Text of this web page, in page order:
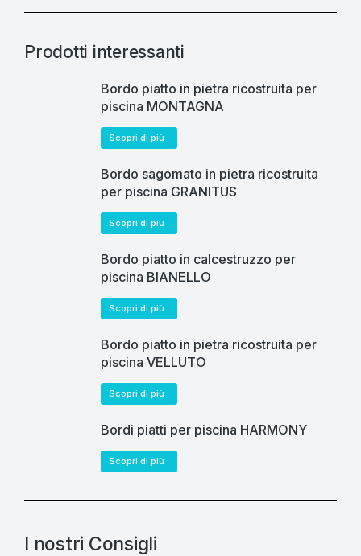
Prodotti interessanti
Bordo piatto in pietra ricostruita per
piscina MONTAGNA
Scopri di più
Bordo sagomato in pietra ricostruita
per piscina GRANITUS
Scopri di più
Bordo piatto in calcestruzzo per
piscina BIANELLO
Scopri di più
Bordo piatto in pietra ricostruita per
piscina VELLUTO
Scopri di più
Bordi piatti per piscina HARMONY
Scopri di più
I nostri Consigli